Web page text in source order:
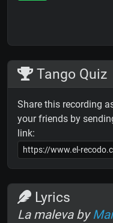
Tango Quiz
Share this recording
your friends by
link:
Lyrics
La maleva by